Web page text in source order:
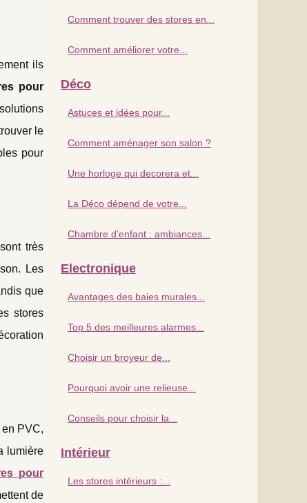
ils
pour
le
pour
très
Les
que
stores
PVC,
lumière
pour
de
Comment trouver des stores en...
Comment améliorer votre...
Déco
Astuces et idées pour...
Comment aménager son salon ?
Une horloge qui decorera et...
La Déco dépend de votre...
Chambre d'enfant : ambiances...
Electronique
Avantages des baies murales...
Top 5 des meilleures alarmes...
Choisir un broyeur de...
Pourquoi avoir une relieuse...
Conseils pour choisir la...
Intérieur
Les stores intérieurs :...